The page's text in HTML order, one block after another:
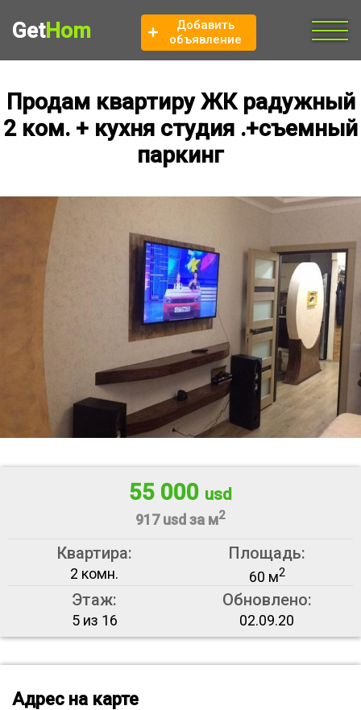
GetHom
Добавить
объявление
Продам квартиру ЖК радужный
2 ком. + кухня студия .+съемный
паркинг
55 000 usd
917 usd за м2
Квартира:
2 комн.
Площадь:
60 м2
Этаж:
5 из 16
Обновлено:
02.09.20
Адрес на карте